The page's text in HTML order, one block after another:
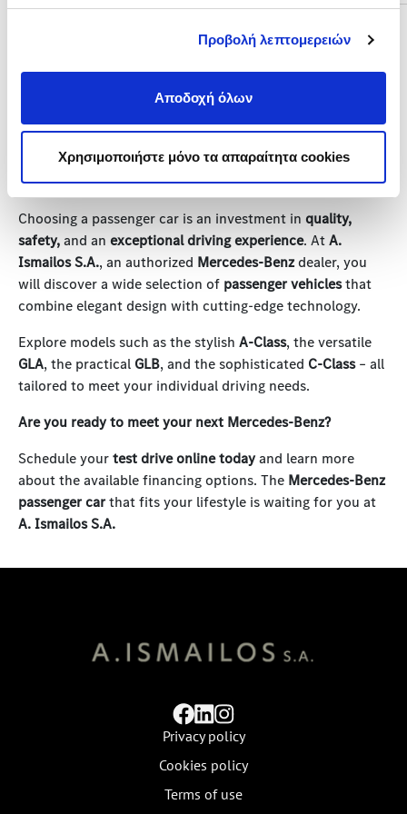
Προβολή λεπτομερειών
Αποδοχή όλων
Χρησιμοποιήστε μόνο τα απαραίτητα cookies
INVEST IN RELIABILITY AND QUALITY WITH
MERCEDES-BENZ PASSENGER CARS FROM
A. ISMAILOS S.A.
Choosing a passenger car is an investment in quality,
safety,and an exceptional driving experience. AtA.
Ismailos S.A., an authorized Mercedes-Benzdealer, you
will discover a wide selection of passenger vehiclesthat
combine elegant design with cutting-edge technology.
Explore models such as the stylish A-Class, the versatile
GLA, the practical GLB, and the sophisticated C-Class– all
tailored to meet your individual driving needs.
Are you ready to meet your next Mercedes-Benz?
Schedule yourtest drive online todayand learn more
about the available financing options. The Mercedes-Benz
passenger carthat fits your lifestyle is waiting for you at
A. Ismailos S.A.
Privacy policy
Cookies policy
Terms of use